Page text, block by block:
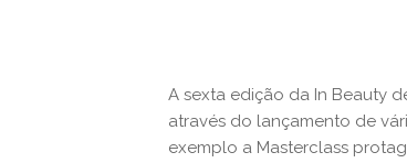
A sexta edição da In Beauty
através do lançamento de
exemplo a Masterclass